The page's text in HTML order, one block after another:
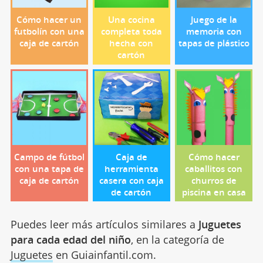
Cómo hacer un
futbolín con una
caja de cartón
Una cocina
completa toda
hecha con
cartón
Juego de la
memoria con
tapas de plástico
Campo de fútbol
con una tapa de
caja de cartón
Caja de
herramienta
casera con caja
de cartón
Cómo hacer
caballitos con
churros de
piscina en casa
Puedes leer más artículos similares a Juguetes
para cada edad del niño, en la categoría de
Juguetes en Guiainfantil.com.